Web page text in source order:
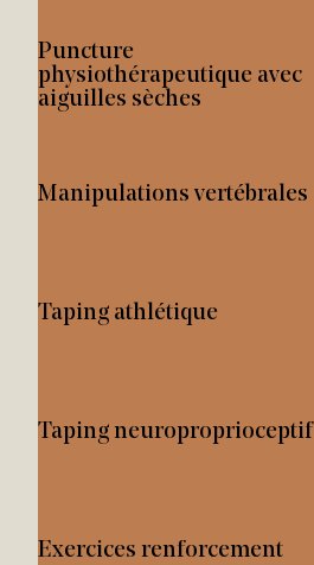
Puncture
physiothérapeutique avec
aiguilles sèches
Manipulations vertébrales
Taping athlétique
Taping neuroproprioceptif
Exercices renforcement